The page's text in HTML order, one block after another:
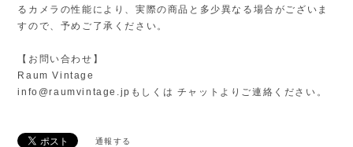
るカメラの性能により、実際の商品と多少異なる場合がございま
すので、予めご了承ください。
【お問い合わせ】
Raum Vintage
info@raumvintage.jp もしくは チャットよりご連絡ください。
通報する